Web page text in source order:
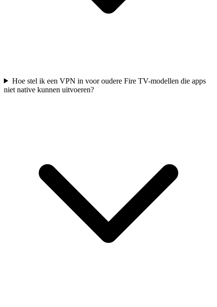
Hoe stel ik een VPN in voor oudere Fire TV-modellen die apps
niet native kunnen uitvoeren?